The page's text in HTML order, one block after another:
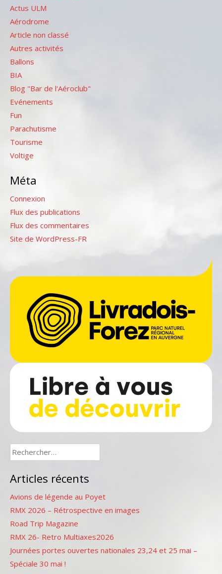
Actus ULM
Aérodrome
Article non classé
Autres activités
Ballons
BIA
Blog "Bar de l'Aéroclub"
Evénements
Fun
Parachutisme
Tourisme
Voltige
Méta
Connexion
Flux des publications
Flux des commentaires
Site de WordPress-FR
Rechercher :
Articles récents
Avions de légende au Poyet
RMX 2026 – Rétrospective en images
Road Trip Magazine
RMX 26- Retro Multiaxes2026
Journées portes ouvertes nationales 23,24 et 25 mai –
Spéciale 30 mai !